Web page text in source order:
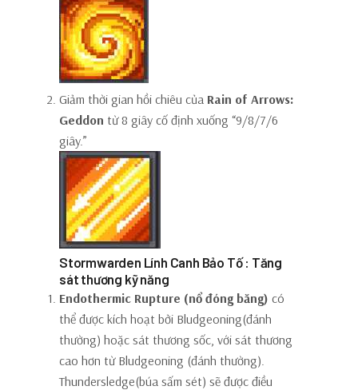
Giảm thời gian hồi chiêu của Rain of Arrows:
Geddon từ 8 giây cố định xuống “9/8/7/6
giây.”
Stormwarden Lính Canh Bảo Tố : Tăng
sát thương kỹ năng
Endothermic Rupture (nổ đóng băng) có
thể được kích hoạt bởi Bludgeoning(đánh
thường) hoặc sát thương sốc, với sát thương
cao hơn từ Bludgeoning (đánh thường).
Thundersledge(búa sấm sét) sẽ được điều